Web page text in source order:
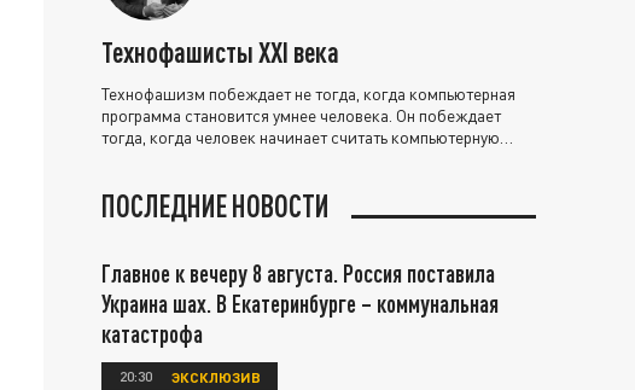
Технофашисты XXI века
Технофашизм побеждает не тогда, когда компьютерная
программа становится умнее человека. Он побеждает
тогда, когда человек начинает считать компьютерную
ПОСЛЕДНИЕ НОВОСТИ
Главное к вечеру 8 августа. Россия поставила
Украина шах. В Екатеринбурге – коммунальная
катастрофа
20:30 ЭКСКЛЮЗИВ